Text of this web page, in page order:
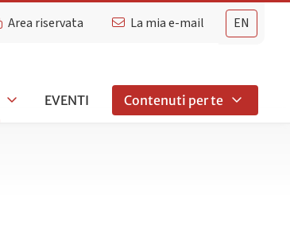
EN
Area riservata La mia e-mail
EVENTI Contenuti per te